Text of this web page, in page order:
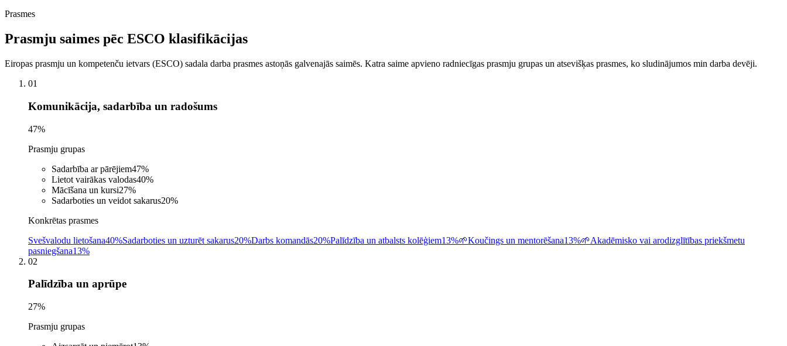
Prasmes
Prasmju saimes pēc ESCO klasifikācijas
Eiropas prasmju un kompetenču ietvars (ESCO) sadala darba prasmes astoņās galvenajās saimēs. Katra saime apvieno radniecīgas prasmju grupas un atsevišķas prasmes, ko sludinājumos min darba devēji.
01
Komunikācija, sadarbība un radošums
47%
Prasmju grupas
Sadarbība ar pārējiem47%
Lietot vairākas valodas40%
Mācīšana un kursi27%
Sadarboties un veidot sakarus20%
Konkrētas prasmes
Svešvalodu lietošana40%Sadarboties un uzturēt sakarus20%Darbs komandās20%Palīdzība un atbalsts kolēģiem13%🌱Koučings un mentorēšana13%🌱Akadēmisko vai arodizglītības priekšmetu
pasniegšana13%
02
Palīdzība un aprūpe
27%
Prasmju grupas